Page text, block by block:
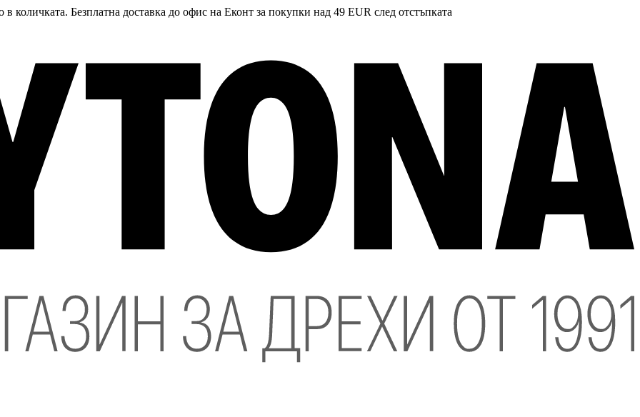
количката. Безплатна доставка до офис на Еконт за покупки над 49 EUR след отстъпката